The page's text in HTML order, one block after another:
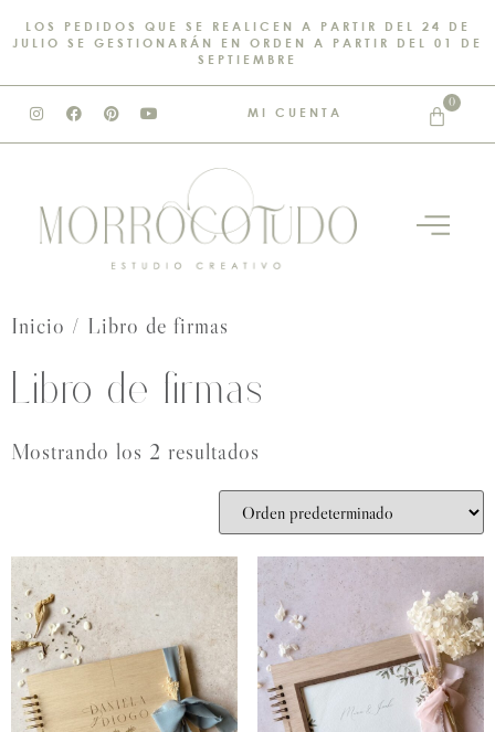
LOS PEDIDOS QUE SE REALICEN A PARTIR DEL 24 DE
JULIO SE GESTIONARÁN EN ORDEN A PARTIR DEL 01 DE
SEPTIEMBRE
MI CUENTA
0
Inicio / Libro de firmas
Libro de firmas
Mostrando los 2 resultados